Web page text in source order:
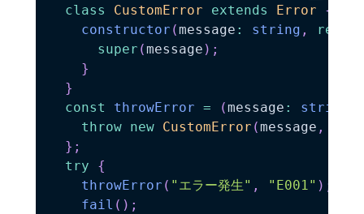
class
CustomError extends Error
{
constructor (message : string ,
super (message ) ;
}
}
const
throwError = (message : string
throw new CustomError (message ,
} ;
try
{
throwError ( "エラー発生" , "E001" ) ;
fail ( ) ;